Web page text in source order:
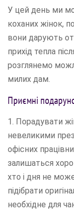
У цей день ми
коханих жінок,
вони дарують
прихід тепла
розглянемо
милих дам.
Приємні
1. Порадувати
невеликими
офісних
залишаться
хто і дня не
підібрати
необхідне для